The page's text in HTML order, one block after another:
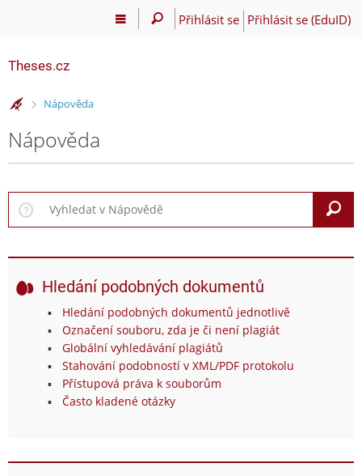
Přihlásit se Přihlásit se (EduID)
Theses.cz
>Nápověda
Nápověda
Hledání podobných dokumentů
Hledání podobných dokumentů jednotlivě
Označení souboru, zda je či není plagiát
Globální vyhledávání plagiátů
Stahování podobností v XML/PDF protokolu
Přístupová práva k souborům
Často kladené otázky